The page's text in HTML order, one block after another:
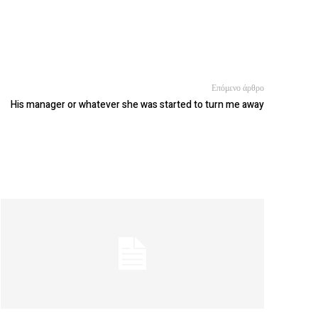
Επόμενο άρθρο
His manager or whatever she was started to turn me away